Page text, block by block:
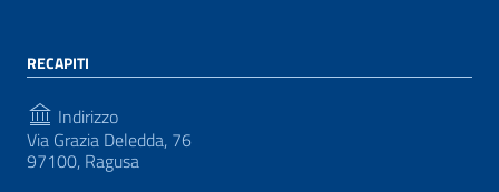
RECAPITI
Indirizzo
Via Grazia Deledda, 76
97100, Ragusa